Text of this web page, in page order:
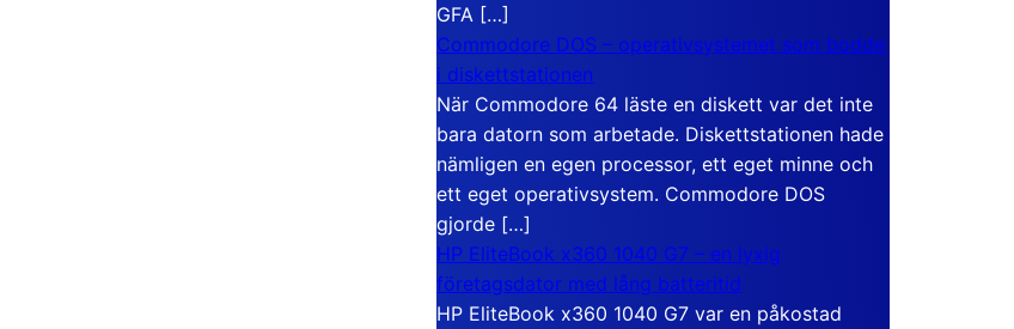
GFA […]
Commodore DOS – operativsystemet som bodde
i diskettstationen
När Commodore 64 läste en diskett var det inte
bara datorn som arbetade. Diskettstationen hade
nämligen en egen processor, ett eget minne och
ett eget operativsystem. Commodore DOS
gjorde […]
HP EliteBook x360 1040 G7 – en lyxig
företagsdator med lång batteritid
HP EliteBook x360 1040 G7 var en påkostad